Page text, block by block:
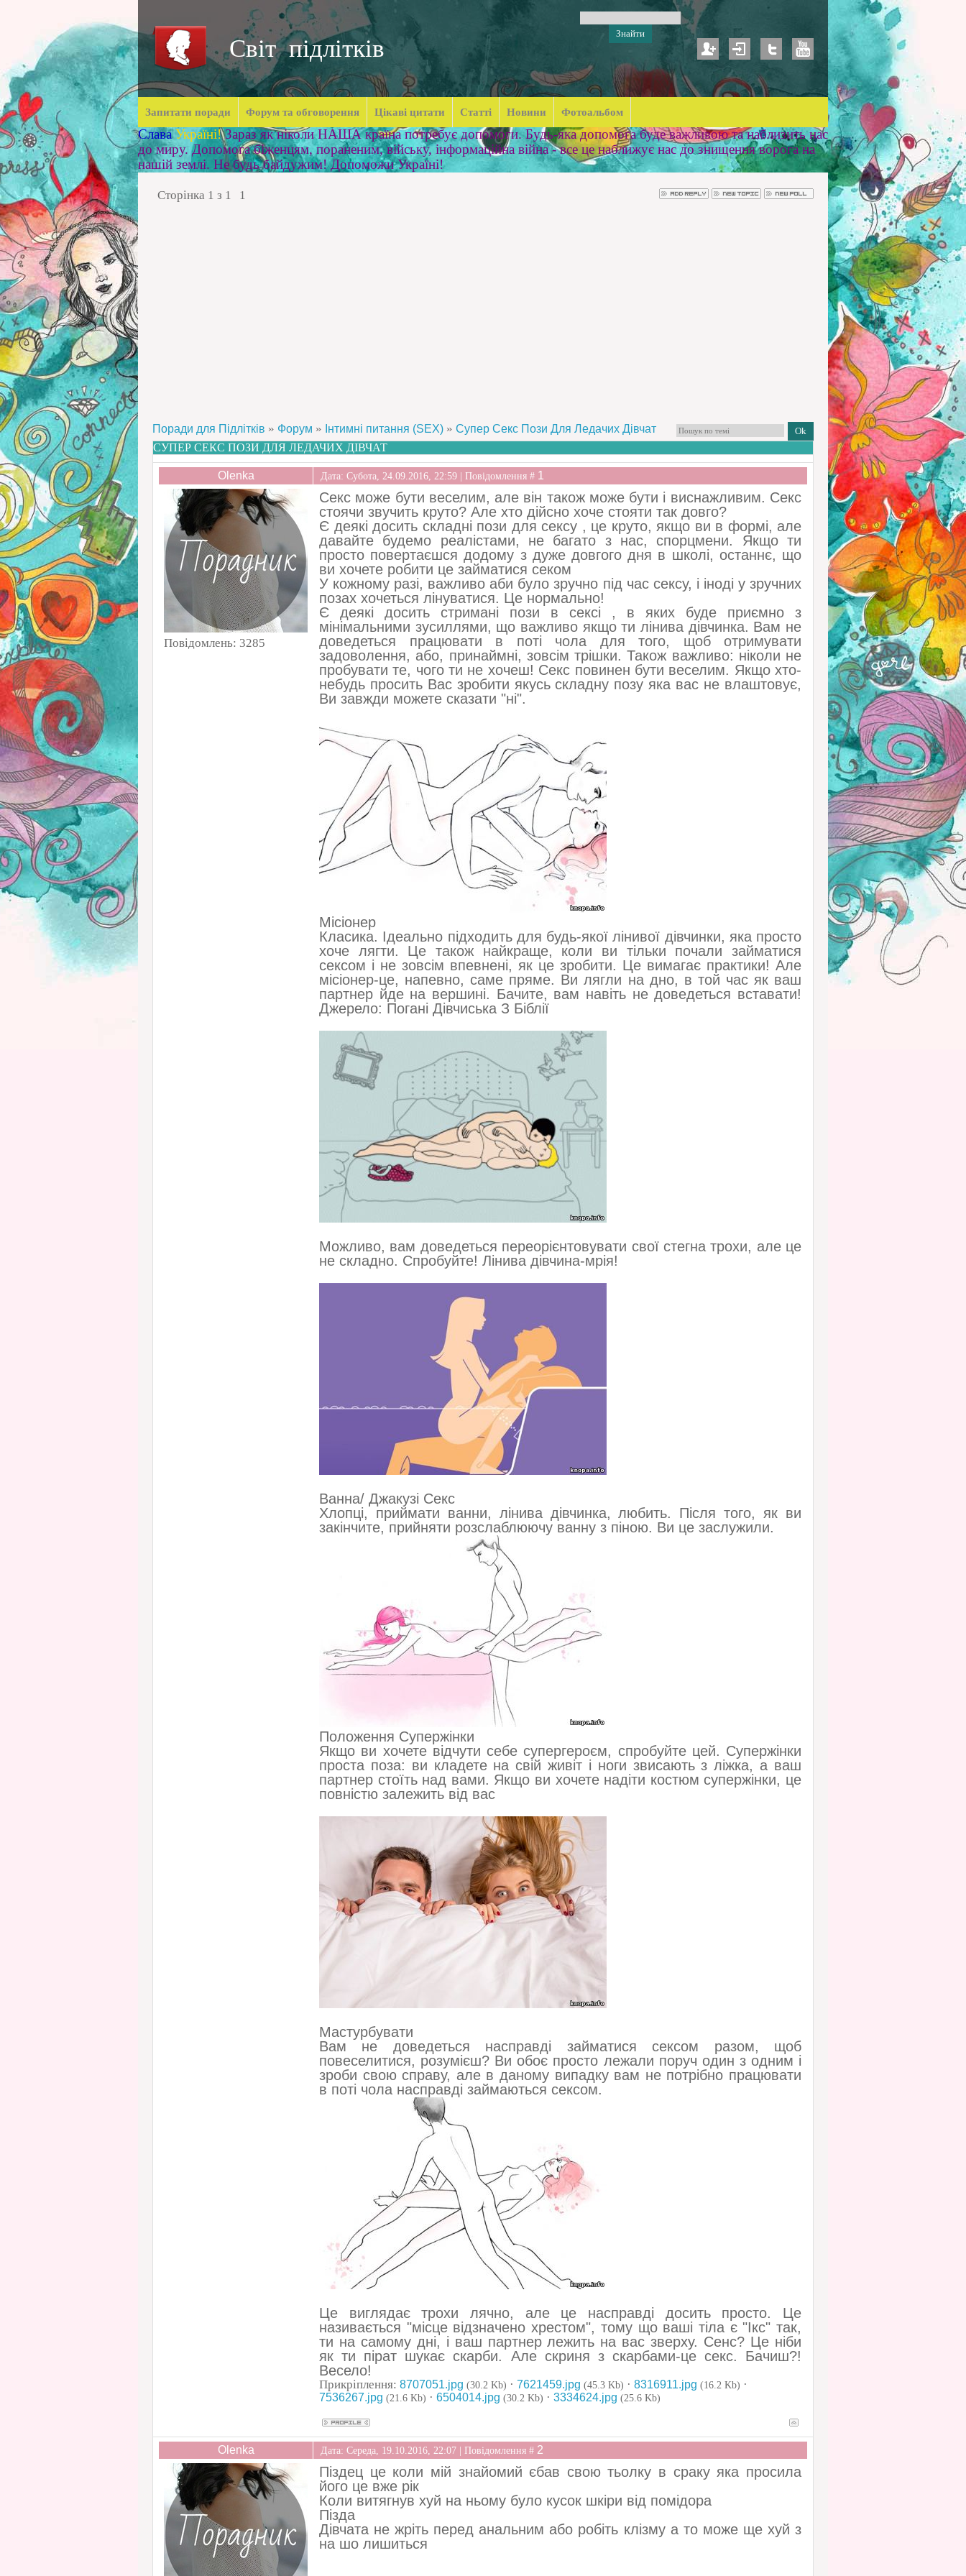
Світ підлітків
Запитати поради Форум та обговорення Цікаві цитати Статті Новини Фотоальбом
Слава Україні! Зараз як ніколи НАША країна потребує допомоги. Будь-яка допомога буде важливою та наблизить нас
до миру. Допомога біженцям, пораненим, війську, інформаційна війна - все це наближує нас до знищення ворога на
нашій землі. Не будь байдужим! Допоможи Україні!
Сторінка 1 з 1 1
Поради для Підлітків » Форум » Інтимні питання (SEX) » Супер Секс Пози Для Ледачих Дівчат
СУПЕР СЕКС ПОЗИ ДЛЯ ЛЕДАЧИХ ДІВЧАТ
Olenka Дата: Субота, 24.09.2016, 22:59 | Повідомлення # 1
Повідомлень: 3285
Секс може бути веселим, але він також може бути і виснажливим. Секс
стоячи звучить круто? Але хто дійсно хоче стояти так довго?
Є деякі досить складні пози для сексу , це круто, якщо ви в формі, але
давайте будемо реалістами, не багато з нас, спорцмени. Якщо ти
просто повертаєшся додому з дуже довгого дня в школі, останнє, що
ви хочете робити це займатися секом
У кожному разі, важливо аби було зручно під час сексу, і іноді у зручних
позах хочеться лінуватися. Це нормально!
Є деякі досить стримані пози в сексі , в яких буде приємно з
мінімальними зусиллями, що важливо якщо ти лінива дівчинка. Вам не
доведеться працювати в поті чола для того, щоб отримувати
задоволення, або, принаймні, зовсім трішки. Також важливо: ніколи не
пробувати те, чого ти не хочеш! Секс повинен бути веселим. Якщо хто-
небудь просить Вас зробити якусь складну позу яка вас не влаштовує,
Ви завжди можете сказати "ні".
Місіонер
Класика. Ідеально підходить для будь-якої лінивої дівчинки, яка просто
хоче лягти. Це також найкраще, коли ви тільки почали займатися
сексом і не зовсім впевнені, як це зробити. Це вимагає практики! Але
місіонер-це, напевно, саме пряме. Ви лягли на дно, в той час як ваш
партнер йде на вершині. Бачите, вам навіть не доведеться вставати!
Джерело: Погані Дівчиська З Біблії
Можливо, вам доведеться переорієнтовувати свої стегна трохи, але це
не складно. Спробуйте! Лінива дівчина-мрія!
Ванна/ Джакузі Секс
Хлопці, приймати ванни, лінива дівчинка, любить. Після того, як ви
закінчите, прийняти розслаблюючу ванну з піною. Ви це заслужили.
Положення Супержінки
Якщо ви хочете відчути себе супергероєм, спробуйте цей. Супержінки
проста поза: ви кладете на свій живіт і ноги звисають з ліжка, а ваш
партнер стоїть над вами. Якщо ви хочете надіти костюм супержінки, це
повністю залежить від вас
Мастурбувати
Вам не доведеться насправді займатися сексом разом, щоб
повеселитися, розумієш? Ви обоє просто лежали поруч один з одним і
зроби свою справу, але в даному випадку вам не потрібно працювати
в поті чола насправді займаються сексом.
Це виглядає трохи лячно, але це насправді досить просто. Це
називається "місце відзначено хрестом", тому що ваші тіла є "Ікс" так,
ти на самому дні, і ваш партнер лежить на вас зверху. Сенс? Це ніби
як ти пірат шукає скарби. Але скриня з скарбами-це секс. Бачиш?!
Весело!
Прикріплення: 8707051.jpg (30.2 Kb) · 7621459.jpg (45.3 Kb) · 8316911.jpg (16.2 Kb) ·
7536267.jpg (21.6 Kb) · 6504014.jpg (30.2 Kb) · 3334624.jpg (25.6 Kb)
Olenka Дата: Середа, 19.10.2016, 22:07 | Повідомлення # 2
Піздец це коли мій знайомий єбав свою тьолку в сраку яка просила
його це вже рік
Коли витягнув хуй на ньому було кусок шкіри від помідора
Пізда
Дівчата не жріть перед анальним або робіть клізму а то може ще хуй з
на шо лишиться